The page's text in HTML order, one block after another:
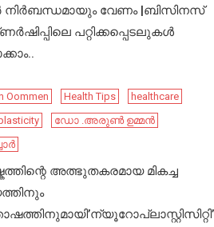
നിർബന്ധമായും വേണം |ബിസിനസ്
പറ്റിക്കപ്പെടലുകൾ
Oommen Health Tips
healthcare
ഡോ .അരുൺ ഉമ്മൻ
അത്ഭുതകരമായ മികച്ച